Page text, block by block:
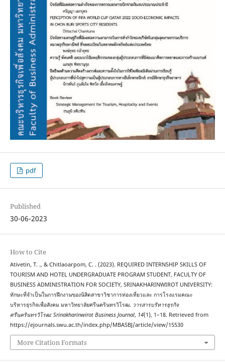
pdf
Published
30-06-2023
How to Cite
Ativetin, T. ., & Chitlaoarpom, C. . (2023). REQUIRED INTERNSHIP SKILLS OF
TOURISM AND HOTEL UNDERGRADUATE PROGRAM STUDENT, FACULTY OF
BUSINESS ADMINISTRATION FOR SOCIETY, SRINAKHARINWIROT UNIVERSITY:
ทักษะที่จำเป็นในการฝึกงานของนิสิตสาขาวิชาการท่องเที่ยวและ การโรงแรมคณะ
บริหารธุรกิจเพื่อสังคม มหาวิทยาลัยศรีนครินทรวิโรฒ. วารสารบริหารธุรกิจ
ศรีนครินทรวิโรฒ: Srinakharinwirot Business Journal, 14(1), 1–18. Retrieved from
https://ejournals.swu.ac.th/index.php/MBASBJ/article/view/15530
More Citation Formats